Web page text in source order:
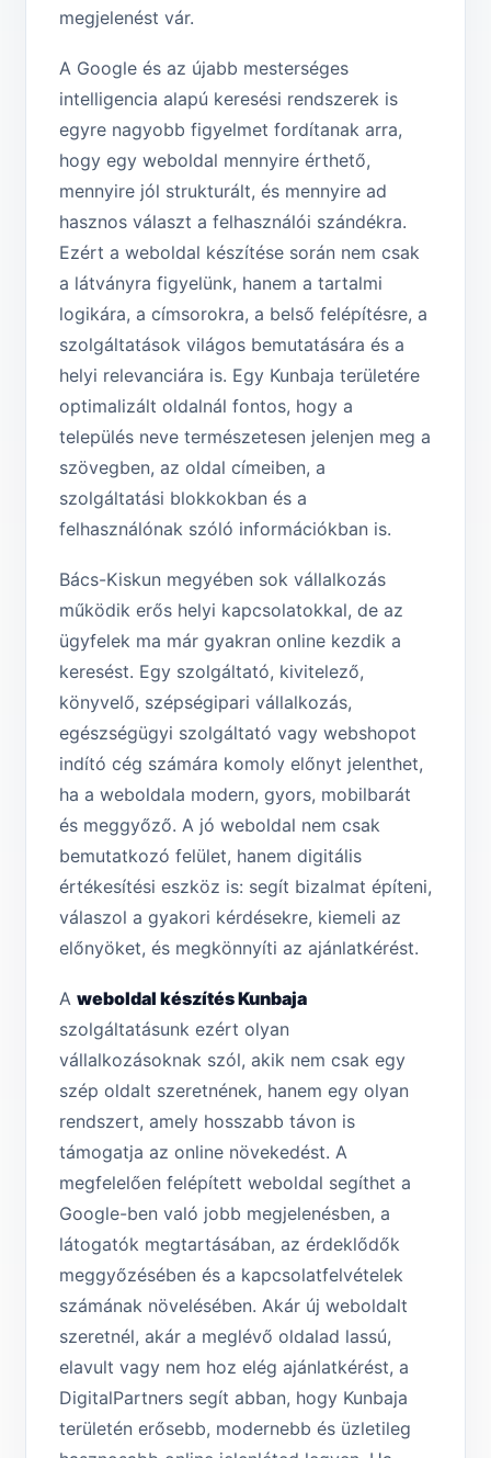
megjelenést vár.
A Google és az újabb mesterséges
intelligencia alapú keresési rendszerek is
egyre nagyobb figyelmet fordítanak arra,
hogy egy weboldal mennyire érthető,
mennyire jól strukturált, és mennyire ad
hasznos választ a felhasználói szándékra.
Ezért a weboldal készítése során nem csak
a látványra figyelünk, hanem a tartalmi
logikára, a címsorokra, a belső felépítésre, a
szolgáltatások világos bemutatására és a
helyi relevanciára is. Egy Kunbaja területére
optimalizált oldalnál fontos, hogy a
település neve természetesen jelenjen meg a
szövegben, az oldal címeiben, a
szolgáltatási blokkokban és a
felhasználónak szóló információkban is.
Bács-Kiskun megyében sok vállalkozás
működik erős helyi kapcsolatokkal, de az
ügyfelek ma már gyakran online kezdik a
keresést. Egy szolgáltató, kivitelező,
könyvelő, szépségipari vállalkozás,
egészségügyi szolgáltató vagy webshopot
indító cég számára komoly előnyt jelenthet,
ha a weboldala modern, gyors, mobilbarát
és meggyőző. A jó weboldal nem csak
bemutatkozó felület, hanem digitális
értékesítési eszköz is: segít bizalmat építeni,
válaszol a gyakori kérdésekre, kiemeli az
előnyöket, és megkönnyíti az ajánlatkérést.
A weboldal készítés Kunbaja
szolgáltatásunk ezért olyan
vállalkozásoknak szól, akik nem csak egy
szép oldalt szeretnének, hanem egy olyan
rendszert, amely hosszabb távon is
támogatja az online növekedést. A
megfelelően felépített weboldal segíthet a
Google-ben való jobb megjelenésben, a
látogatók megtartásában, az érdeklődők
meggyőzésében és a kapcsolatfelvételek
számának növelésében. Akár új weboldalt
szeretnél, akár a meglévő oldalad lassú,
elavult vagy nem hoz elég ajánlatkérést, a
DigitalPartners segít abban, hogy Kunbaja
területén erősebb, modernebb és üzletileg